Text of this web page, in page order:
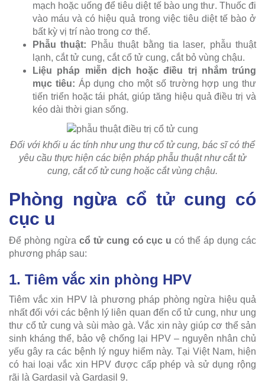
mạch hoặc uống để tiêu diệt tế bào ung thư. Thuốc đi
vào máu và có hiệu quả trong việc tiêu diệt tế bào ở
bất kỳ vị trí nào trong cơ thể.
Phẫu thuật: Phẫu thuật bằng tia laser, phẫu thuật
lạnh, cắt tử cung, cắt cổ tử cung, cắt bỏ vùng chậu.
Liệu pháp miễn dịch hoặc điều trị nhắm trúng
mục tiêu: Áp dụng cho một số trường hợp ung thư
tiến triển hoặc tái phát, giúp tăng hiệu quả điều trị và
kéo dài thời gian sống.
Đối với khối u ác tính như ung thư cổ tử cung, bác sĩ có thể
yêu cầu thực hiện các biện pháp phẫu thuật như cắt tử
cung, cắt cổ tử cung hoặc cắt vùng chậu.
Phòng ngừa cổ tử cung có
cục u
Để phòng ngừa cổ tử cung có cục u có thể áp dụng các
phương pháp sau:
1. Tiêm vắc xin phòng HPV
Tiêm vắc xin HPV là phương pháp phòng ngừa hiệu quả
nhất đối với các bệnh lý liên quan đến cổ tử cung, như ung
thư cổ tử cung và sùi mào gà. Vắc xin này giúp cơ thể sản
sinh kháng thể, bảo vệ chống lại HPV – nguyên nhân chủ
yếu gây ra các bệnh lý nguy hiểm này. Tại Việt Nam, hiện
có hai loại vắc xin HPV được cấp phép và sử dụng rộng
rãi là Gardasil và Gardasil 9.